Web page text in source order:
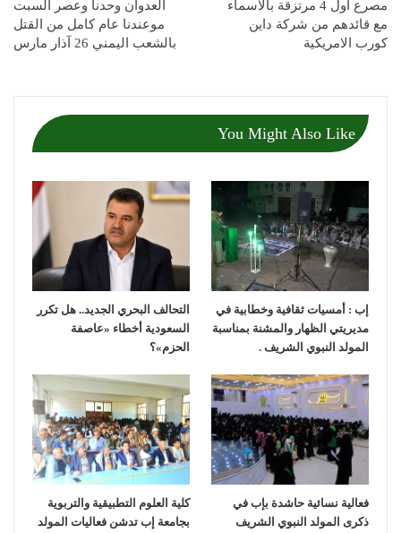
مصرع اول 4 مرتزقة بالاسماء
مع قائدهم من شركة داين
كورب الامريكية
العدوان وحدنا وعصر السبت
موعندنا عام كامل من القتل
بالشعب اليمني 26 آذار مارس
You Might Also Like
إب : أمسيات ثقافية وخطابية في
مديريتي الظهار والمشنة بمناسبة
المولد النبوي الشريف .
التحالف البحري الجديد.. هل تكرر
السعودية أخطاء «عاصفة
الحزم»؟
فعالية نسائية حاشدة بإب في
ذكرى المولد النبوي الشريف
كلية العلوم التطبيقية والتربوية
بجامعة إب تدشن فعاليات المولد